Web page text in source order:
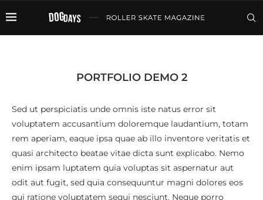
PORTFOLIO DEMO 2
Sed ut perspiciatis unde omnis iste natus error sit
voluptatem accusantium doloremque laudantium, totam
rem aperiam, eaque ipsa quae ab illo inventore veritatis et
quasi architecto beatae vitae dicta sunt explicabo. Nemo
enim ipsam luptatem quia voluptas sit aspernatur aut
odit aut fugit, sed quia consequuntur magni dolores eos
qui ratione voluptatem sequi nesciunt. Neque porro